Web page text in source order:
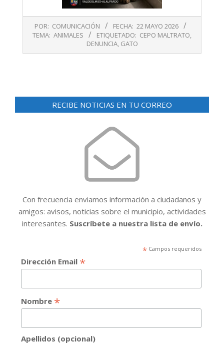
05-
POR: COMUNICACIÓN FECHA: 22 MAYO 2026
TEMA: ANIMALES ETIQUETADO: CEPO MALTRATO,
DENUNCIA, GATO
RECIBE NOTICIAS EN TU CORREO
Con frecuencia enviamos información a ciudadanos y
amigos: avisos, noticias sobre el municipio, actividades
interesantes. Suscríbete a nuestra lista de envío.
*Campos requeridos
Dirección Email *
Nombre *
Apellidos (opcional)